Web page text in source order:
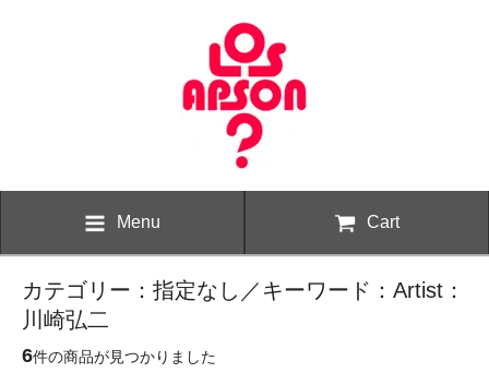
Menu Cart
カテゴリー：指定なし／キーワード：Artist：
川崎弘二
6件の商品が見つかりました